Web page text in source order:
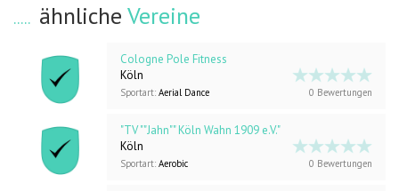
ähnliche Vereine
Cologne Pole Fitness
Köln
Sportart: Aerial Dance 0 Bewertungen
"TV ""Jahn"" Köln Wahn 1909 e.V."
Köln
Sportart: Aerobic 0 Bewertungen